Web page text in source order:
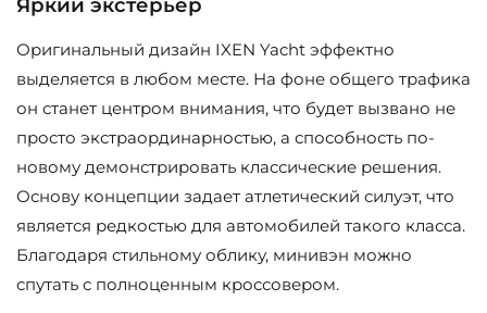
Яркий экстерьер
Оригинальный дизайн IXEN Yacht эффектно
выделяется в любом месте. На фоне общего трафика
он станет центром внимания, что будет вызвано не
просто экстраординарностью, а способность по-
новому демонстрировать классические решения.
Основу концепции задает атлетический силуэт, что
является редкостью для автомобилей такого класса.
Благодаря стильному облику, минивэн можно
спутать с полноценным кроссовером.